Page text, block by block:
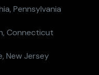
Pennsylvania
Connecticut
New Jersey